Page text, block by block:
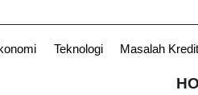
Teknologi Masalah Kredit